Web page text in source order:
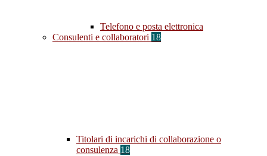
Telefono e posta elettronica
Consulenti e collaboratori 18
Titolari di incarichi di collaborazione o
consulenza 18